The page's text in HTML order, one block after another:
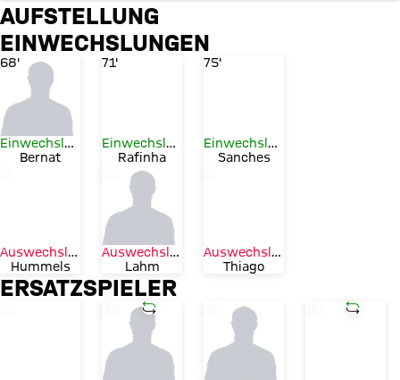
Zum Spielbericht
AUFSTELLUNG
EINWECHSLUNGEN
Trikotnummer
18
Einwechslung
Bernat
Auswechslung
Hummels
68' Trikotnummer
13
Einwechslung
Rafinha
Trikotnummer
Auswechslung
Lahm
71' Trikotnummer
35
Einwechslung
Sanches
Auswechslung
Thiago
75'
ERSATZSPIELER
Trikotnummer
EinwechslungTrikotnummer Trikotnummer